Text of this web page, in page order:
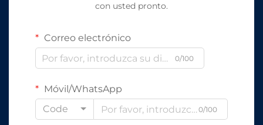
con usted pronto.
Correo electrónico
0/100
Móvil/WhatsApp
Code
0/100